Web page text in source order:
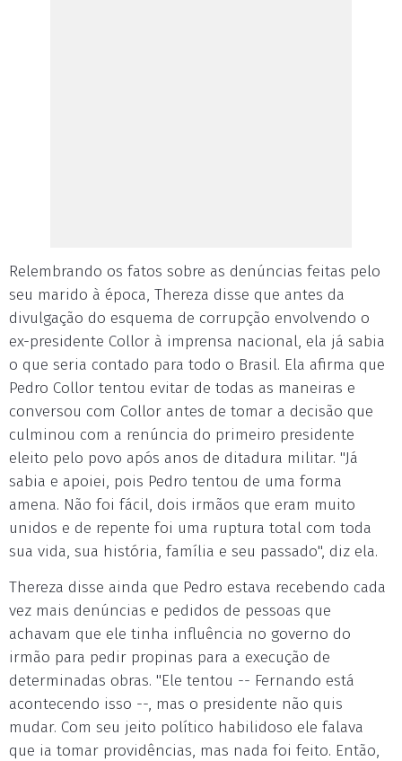
Relembrando os fatos sobre as denúncias feitas pelo
seu marido à época, Thereza disse que antes da
divulgação do esquema de corrupção envolvendo o
ex-presidente Collor à imprensa nacional, ela já sabia
o que seria contado para todo o Brasil. Ela afirma que
Pedro Collor tentou evitar de todas as maneiras e
conversou com Collor antes de tomar a decisão que
culminou com a renúncia do primeiro presidente
eleito pelo povo após anos de ditadura militar. "Já
sabia e apoiei, pois Pedro tentou de uma forma
amena. Não foi fácil, dois irmãos que eram muito
unidos e de repente foi uma ruptura total com toda
sua vida, sua história, família e seu passado", diz ela.
Thereza disse ainda que Pedro estava recebendo cada
vez mais denúncias e pedidos de pessoas que
achavam que ele tinha influência no governo do
irmão para pedir propinas para a execução de
determinadas obras. "Ele tentou -- Fernando está
acontecendo isso --, mas o presidente não quis
mudar. Com seu jeito político habilidoso ele falava
que ia tomar providências, mas nada foi feito. Então,